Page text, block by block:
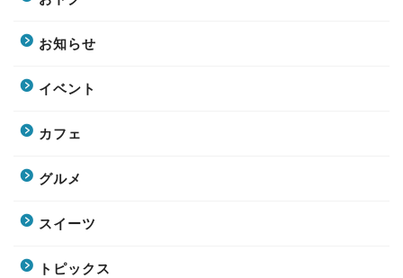
お知らせ
イベント
カフェ
グルメ
スイーツ
トピックス